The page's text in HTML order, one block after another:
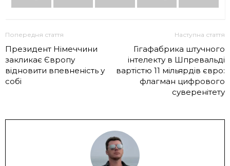
Попередня стаття
Президент Німеччини
закликає Європу
відновити впевненість у
собі
Наступна стаття
Гігафабрика штучного
інтелекту в Шпревальді
вартістю 11 мільярдів євро:
флагман цифрового
суверенітету